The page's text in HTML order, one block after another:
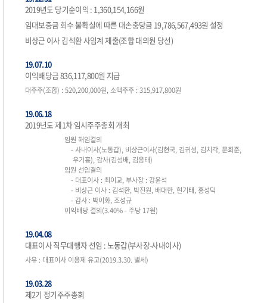
2019년도 당기순이익 : 1,360,154,166원
임대보증금 회수 불확실에 따른 대손충당금 19,786,567,493원 설정
비상근 이사 김석환 사임계 제출(조합 대의원 당선)
19.07.10
이익배당금 836,117,800원 지급
대주주(조합) : 520,200,000원, 소액주주 : 315,917,800원
19.06.18
2019년도 제1차 임시주주총회 개최
임원 해임결의
- 사내이사(노동갑), 비상근이사(김현국, 김귀성, 김치각, 문희준,
우기홍), 감사(김성배, 김응태)
임원 선임결의
- 대표이사 : 최이교, 부사장 : 강윤석
- 비상근 이사 : 김석환, 박진원, 배대한, 현기태, 홍성덕
- 감사 : 박이화, 조성규
이익배당 결의(3.40% - 주당 17원)
19.04.08
대표이사 직무대행자 선임 : 노동갑(부사장-사내이사)
사유 : 대표이사 이용제 유고(2019.3.30. 별세)
19.03.28
제2기 정기주주총회